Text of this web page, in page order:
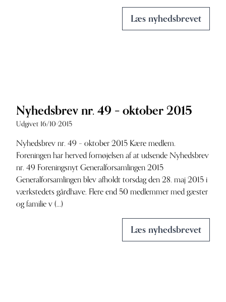
Læs nyhedsbrevet
Nyhedsbrev nr. 49 – oktober 2015
Udgivet 16/10-2015
Nyhedsbrev nr. 49 – oktober 2015 Kære medlem.
Foreningen har herved fornøjelsen af at udsende Nyhedsbrev
nr. 49 Foreningsnyt Generalforsamlingen 2015
Generalforsamlingen blev afholdt torsdag den 28. maj 2015 i
værkstedets gårdhave. Flere end 50 medlemmer med gæster
og familie v (...)
Læs nyhedsbrevet